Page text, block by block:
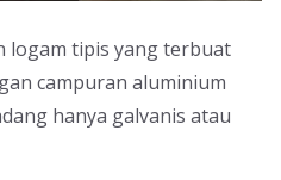
logam tipis yang terbuat
campuran aluminium
hanya galvanis atau